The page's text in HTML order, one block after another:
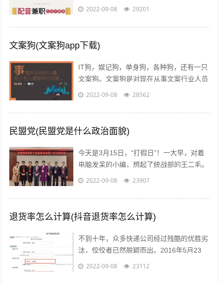
商末”“学而优则仕”的思想传统。已经开始做
2022-09-08 29201
文案狗(文案狗app下载)
IT狗，娱记狗，单身狗，各种狗，还有一只
文案狗。文案狗是对现在从事文案行业人员
的统称，白天看案例写文案，晚上看稿子改
2022-09-08 28562
民盟党(民盟党是什么政治面貌)
今天是3月15日，“打假日”！一大早，对着
电脑发呆的小编，想起了统战部的王二毛。
有一天，王二毛吃完饭遛弯遇见隔壁王阿
2022-09-08 23907
退货率怎么计算(抖音退货率怎么计算)
不到十年，众多快递公司经过残酷的优胜劣
汰，佼佼者已然脱颖而出。2016年5月23
日，鼎泰新材（002352.SZ)披露了“重大资
2022-09-08 23112